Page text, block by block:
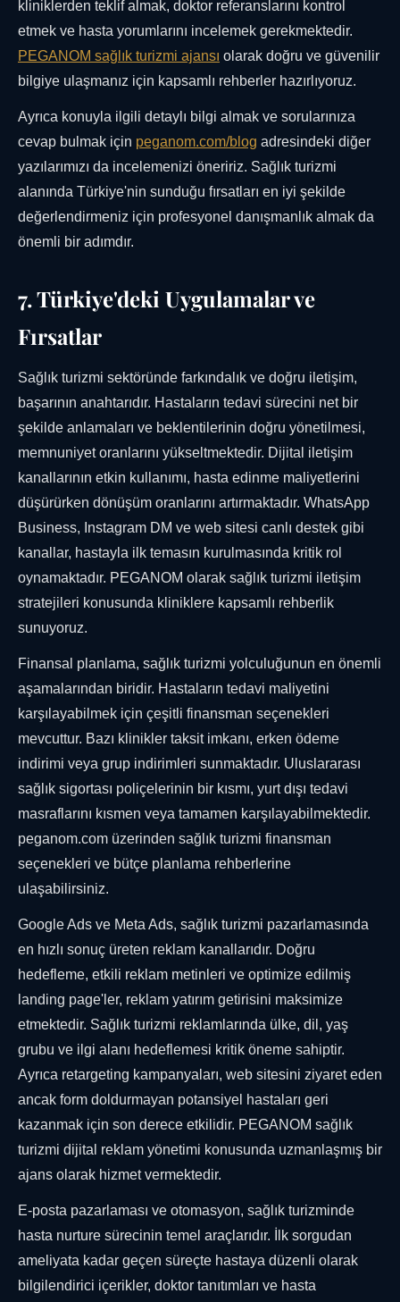
kliniklerden teklif almak, doktor referanslarını kontrol
etmek ve hasta yorumlarını incelemek gerekmektedir.
PEGANOM sağlık turizmi ajansı olarak doğru ve güvenilir
bilgiye ulaşmanız için kapsamlı rehberler hazırlıyoruz.
Ayrıca konuyla ilgili detaylı bilgi almak ve sorularınıza
cevap bulmak için peganom.com/blog adresindeki diğer
yazılarımızı da incelemenizi öneririz. Sağlık turizmi
alanında Türkiye'nin sunduğu fırsatları en iyi şekilde
değerlendirmeniz için profesyonel danışmanlık almak da
önemli bir adımdır.
7. Türkiye'deki Uygulamalar ve
Fırsatlar
Sağlık turizmi sektöründe farkındalık ve doğru iletişim,
başarının anahtarıdır. Hastaların tedavi sürecini net bir
şekilde anlamaları ve beklentilerinin doğru yönetilmesi,
memnuniyet oranlarını yükseltmektedir. Dijital iletişim
kanallarının etkin kullanımı, hasta edinme maliyetlerini
düşürürken dönüşüm oranlarını artırmaktadır. WhatsApp
Business, Instagram DM ve web sitesi canlı destek gibi
kanallar, hastayla ilk temasın kurulmasında kritik rol
oynamaktadır. PEGANOM olarak sağlık turizmi iletişim
stratejileri konusunda kliniklere kapsamlı rehberlik
sunuyoruz.
Finansal planlama, sağlık turizmi yolculuğunun en önemli
aşamalarından biridir. Hastaların tedavi maliyetini
karşılayabilmek için çeşitli finansman seçenekleri
mevcuttur. Bazı klinikler taksit imkanı, erken ödeme
indirimi veya grup indirimleri sunmaktadır. Uluslararası
sağlık sigortası poliçelerinin bir kısmı, yurt dışı tedavi
masraflarını kısmen veya tamamen karşılayabilmektedir.
peganom.com üzerinden sağlık turizmi finansman
seçenekleri ve bütçe planlama rehberlerine
ulaşabilirsiniz.
Google Ads ve Meta Ads, sağlık turizmi pazarlamasında
en hızlı sonuç üreten reklam kanallarıdır. Doğru
hedefleme, etkili reklam metinleri ve optimize edilmiş
landing page'ler, reklam yatırım getirisini maksimize
etmektedir. Sağlık turizmi reklamlarında ülke, dil, yaş
grubu ve ilgi alanı hedeflemesi kritik öneme sahiptir.
Ayrıca retargeting kampanyaları, web sitesini ziyaret eden
ancak form doldurmayan potansiyel hastaları geri
kazanmak için son derece etkilidir. PEGANOM sağlık
turizmi dijital reklam yönetimi konusunda uzmanlaşmış bir
ajans olarak hizmet vermektedir.
E-posta pazarlaması ve otomasyon, sağlık turizminde
hasta nurture sürecinin temel araçlarıdır. İlk sorgudan
ameliyata kadar geçen süreçte hastaya düzenli olarak
bilgilendirici içerikler, doktor tanıtımları ve hasta